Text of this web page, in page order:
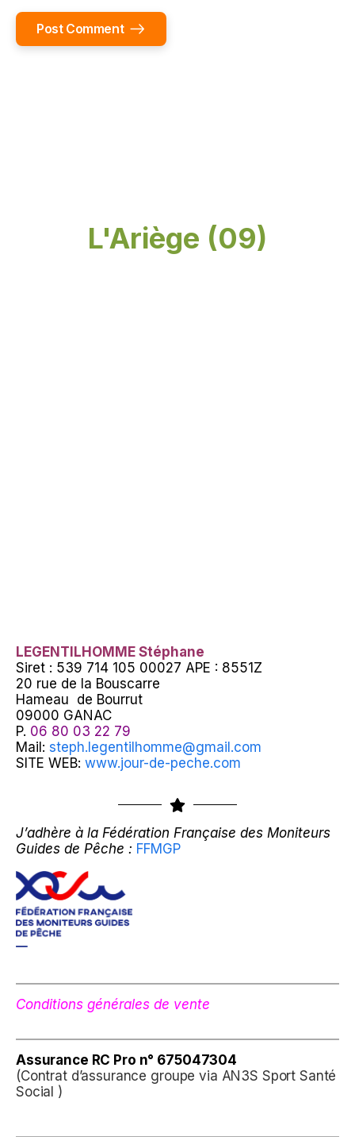
Post Comment
L'Ariège (09)
LEGENTILHOMME Stéphane
Siret : 539 714 105 00027 APE : 8551Z
20 rue de la Bouscarre
Hameau de Bourrut
09000 GANAC
P. 06 80 03 22 79
Mail: steph.legentilhomme@gmail.com
SITE WEB: www.jour-de-peche.com
J’adhère à la Fédération Française des Moniteurs
Guides de Pêche : FFMGP
Conditions générales de vente
Assurance RC Pro n° 675047304
(Contrat d’assurance groupe via AN3S Sport Santé
Social )